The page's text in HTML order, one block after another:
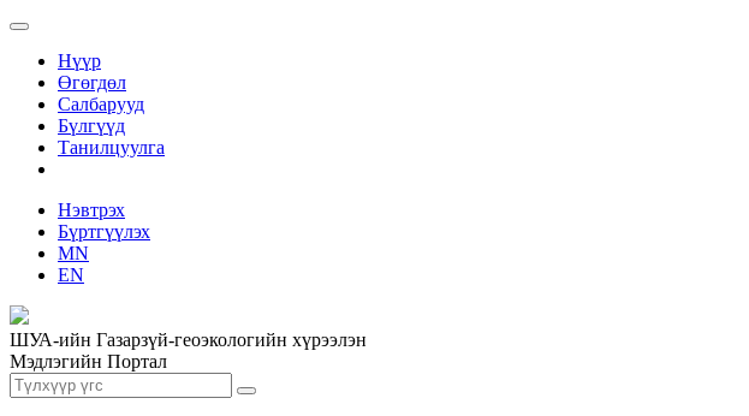
Нүүр
Өгөгдөл
Салбарууд
Бүлгүүд
Танилцуулга
Нэвтрэх
Бүртгүүлэх
MN
EN
ШУА-ийн Газарзүй-геоэкологийн хүрээлэн
Мэдлэгийн Портал